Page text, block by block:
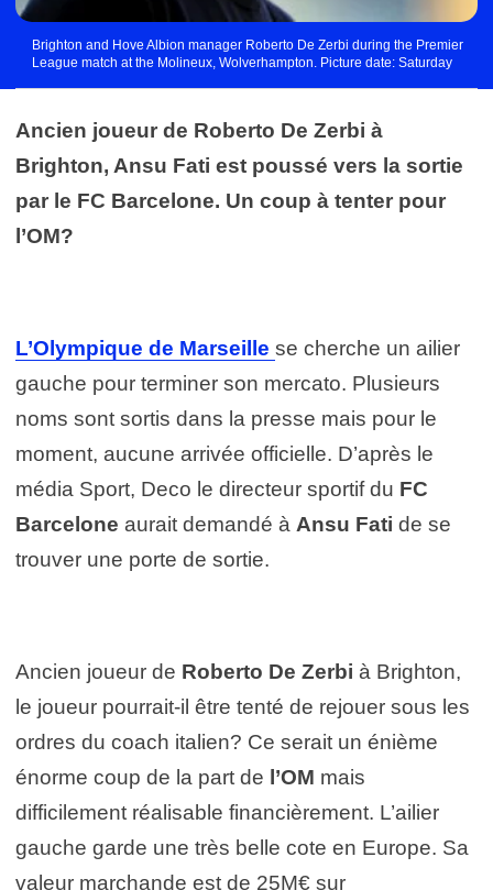
Brighton and Hove Albion manager Roberto De Zerbi during the Premier
League match at the Molineux, Wolverhampton. Picture date: Saturday
Ancien joueur de Roberto De Zerbi à
Brighton, Ansu Fati est poussé vers la sortie
par le FC Barcelone. Un coup à tenter pour
l’OM?
L’Olympique de Marseille se cherche un ailier
gauche pour terminer son mercato. Plusieurs
noms sont sortis dans la presse mais pour le
moment, aucune arrivée officielle. D’après le
média Sport, Deco le directeur sportif du FC
Barcelone aurait demandé à Ansu Fati de se
trouver une porte de sortie.
Ancien joueur de Roberto De Zerbi à Brighton,
le joueur pourrait-il être tenté de rejouer sous les
ordres du coach italien? Ce serait un énième
énorme coup de la part de l’OM mais
difficilement réalisable financièrement. L’ailier
gauche garde une très belle cote en Europe. Sa
valeur marchande est de 25M€ sur